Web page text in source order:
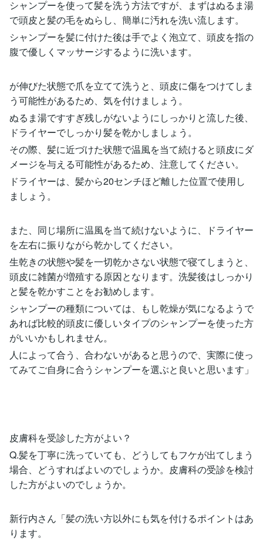
シャンプーを使って髪を洗う方法ですが、まずはぬるま湯
で頭皮と髪の毛をぬらし、簡単に汚れを洗い流します。
シャンプーを髪に付けた後は手でよく泡立て、頭皮を指の
腹で優しくマッサージするように洗います。
が伸びた状態で爪を立てて洗うと、頭皮に傷をつけてしま
う可能性があるため、気を付けましょう。
ぬるま湯ですすぎ残しがないようにしっかりと流した後、
ドライヤーでしっかり髪を乾かしましょう。
その際、髪に近づけた状態で温風を当て続けると頭皮にダ
メージを与える可能性があるため、注意してください。
ドライヤーは、髪から20センチほど離した位置で使用し
ましょう。
また、同じ場所に温風を当て続けないように、ドライヤー
を左右に振りながら乾かしてください。
生乾きの状態や髪を一切乾かさない状態で寝てしまうと、
頭皮に雑菌が増殖する原因となります。洗髪後はしっかり
と髪を乾かすことをお勧めします。
シャンプーの種類については、もし乾燥が気になるようで
あれば比較的頭皮に優しいタイプのシャンプーを使った方
がいいかもしれません。
人によって合う、合わないがあると思うので、実際に使っ
てみてご自身に合うシャンプーを選ぶと良いと思います」
皮膚科を受診した方がよい？
Q.髪を丁寧に洗っていても、どうしてもフケが出てしまう
場合、どうすればよいのでしょうか。皮膚科の受診を検討
した方がよいのでしょうか。
新行内さん「髪の洗い方以外にも気を付けるポイントはあ
ります。